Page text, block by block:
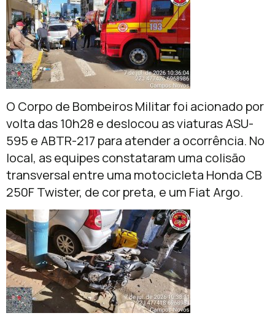
O Corpo de Bombeiros Militar foi acionado por
volta das 10h28 e deslocou as viaturas ASU-
595 e ABTR-217 para atender a ocorrência. No
local, as equipes constataram uma colisão
transversal entre uma motocicleta Honda CB
250F Twister, de cor preta, e um Fiat Argo.